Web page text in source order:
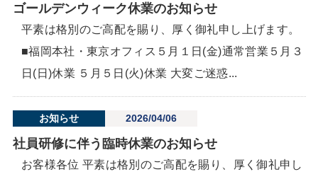
ゴールデンウィーク休業のお知らせ
平素は格別のご高配を賜り、厚く御礼申し上げます。
■福岡本社・東京オフィス５月１日(金)通常営業５月３
日(日)休業 ５月５日(火)休業 大変ご迷惑...
お知らせ 2026/04/06
社員研修に伴う臨時休業のお知らせ
お客様各位 平素は格別のご高配を賜り、厚く御礼申し